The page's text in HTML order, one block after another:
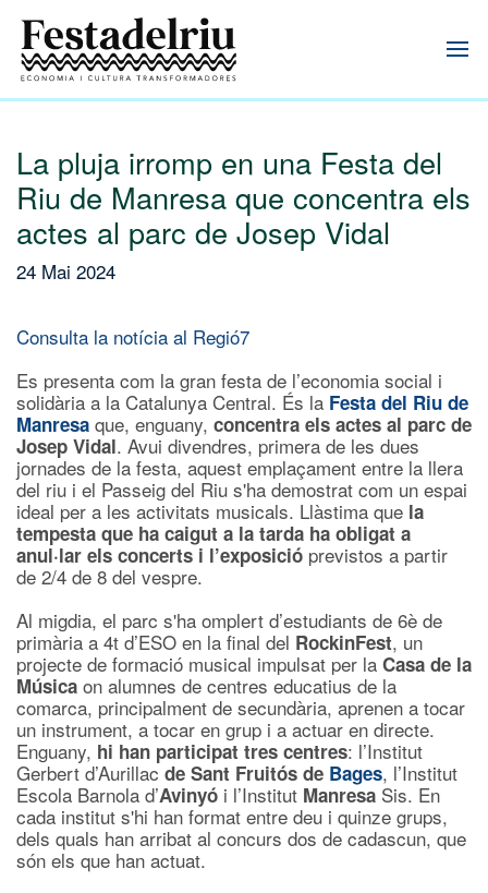
La pluja irromp en una Festa del
Riu de Manresa que concentra els
actes al parc de Josep Vidal
24 Mai 2024
Consulta la notícia al Regió7
Es presenta com la gran festa de l’economia social i
solidària a la Catalunya Central. És la Festa del Riu de
Manresa que, enguany, concentra els actes al parc de
Josep Vidal. Avui divendres, primera de les dues
jornades de la festa, aquest emplaçament entre la llera
del riu i el Passeig del Riu s'ha demostrat com un espai
ideal per a les activitats musicals. Llàstima que la
tempesta que ha caigut a la tarda ha obligat a
anul·lar els concerts i l’exposició previstos a partir
de 2/4 de 8 del vespre.
Al migdia, el parc s'ha omplert d’estudiants de 6è de
primària a 4t d’ESO en la final del RockinFest, un
projecte de formació musical impulsat per la Casa de la
Música on alumnes de centres educatius de la
comarca, principalment de secundària, aprenen a tocar
un instrument, a tocar en grup i a actuar en directe.
Enguany, hi han participat tres centres: l’Institut
Gerbert d’Aurillacde Sant Fruitós de Bages, l’Institut
Escola Barnola d’Avinyó i l’Institut Manresa Sis. En
cada institut s'hi han format entre deu i quinze grups,
dels quals han arribat al concurs dos de cadascun, que
són els que han actuat.